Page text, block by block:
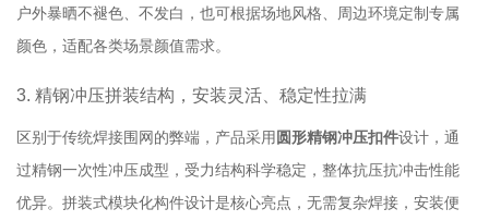
户外暴晒不褪色、不发白，也可根据场地风格、周边环境定制专属
颜色，适配各类场景颜值需求。
3. 精钢冲压拼装结构，安装灵活、稳定性拉满
区别于传统焊接围网的弊端，产品采用 圆形精钢冲压扣件设计，通
过精钢一次性冲压成型，受力结构科学稳定，整体抗压抗冲击性能
优异。拼装式模块化构件设计是核心亮点，无需复杂焊接，安装便